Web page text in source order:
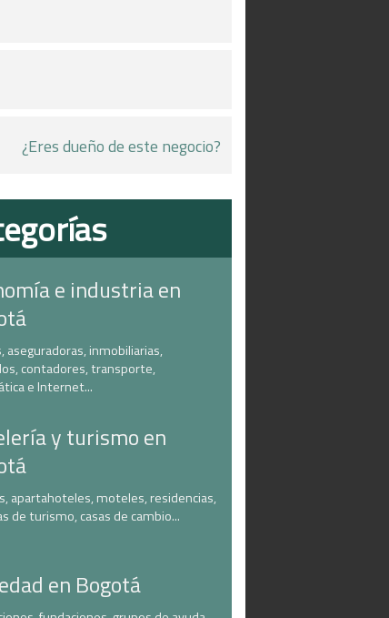
¿Eres dueño de este negocio?
e industria en
aseguradoras, inmobiliarias,
contadores, transporte,
e Internet...
y turismo en
apartahoteles, moteles, residencias,
de turismo, casas de cambio...
en Bogotá